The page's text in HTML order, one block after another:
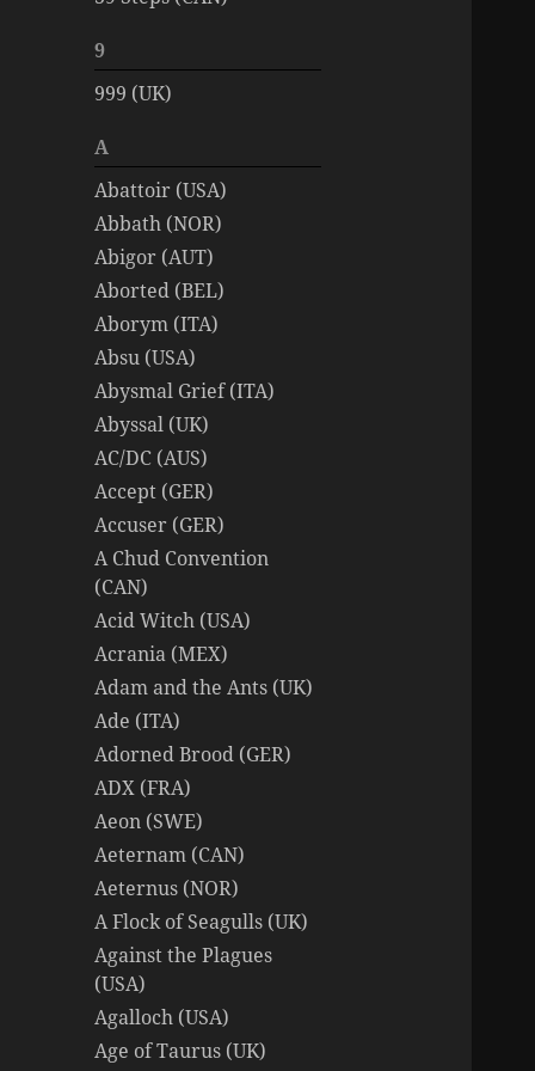
9
999 (UK)
A
Abattoir (USA)
Abbath (NOR)
Abigor (AUT)
Aborted (BEL)
Aborym (ITA)
Absu (USA)
Abysmal Grief (ITA)
Abyssal (UK)
AC/DC (AUS)
Accept (GER)
Accuser (GER)
A Chud Convention
(CAN)
Acid Witch (USA)
Acrania (MEX)
Adam and the Ants (UK)
Ade (ITA)
Adorned Brood (GER)
ADX (FRA)
Aeon (SWE)
Aeternam (CAN)
Aeternus (NOR)
A Flock of Seagulls (UK)
Against the Plagues
(USA)
Agalloch (USA)
Age of Taurus (UK)